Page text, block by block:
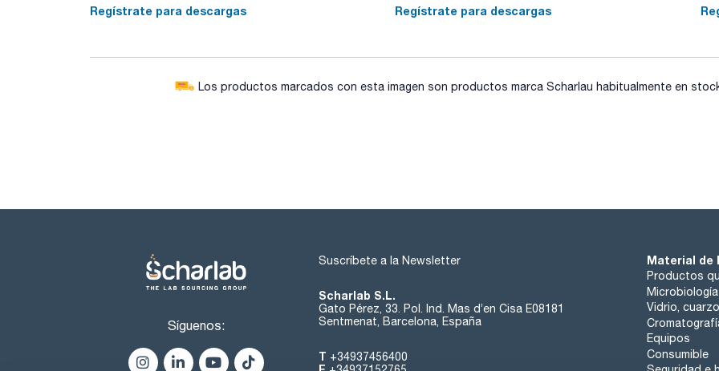
Regístrate para descargas
Regístrate para descargas
Los productos marcados con esta imagen son productos marca Scharlau habitualmente en
Síguenos:
Suscríbete a la Newsletter
Scharlab S.L.
Gato Pérez, 33. Pol. Ind. Mas d’en Cisa E08181
Sentmenat, Barcelona, España
T +34937456400
Material de
Productos
Microbiología
Vidrio,
Equipos
Consumible